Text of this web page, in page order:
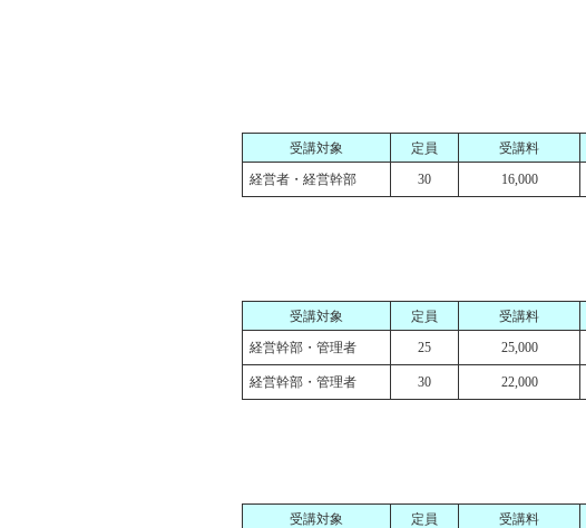
受講対象 定員 受講料
経営者・経営幹部
30 16,000
受講対象 定員 受講料
経営幹部・管理者
25 25,000
経営幹部・管理者 30 22,000
受講対象 定員 受講料